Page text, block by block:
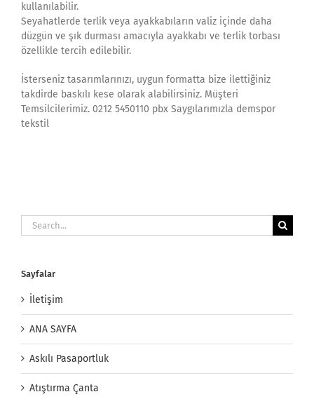
kullanılabilir.
Seyahatlerde terlik veya ayakkabıların valiz içinde daha
düzgün ve şık durması amacıyla ayakkabı ve terlik torbası
özellikle tercih edilebilir.
İsterseniz tasarımlarınızı, uygun formatta bize ilettiğiniz
takdirde baskılı kese olarak alabilirsiniz. Müşteri
Temsilcilerimiz. 0212 5450110 pbx Saygılarımızla demspor
tekstil
Search
for:
Sayfalar
İletişim
ANA SAYFA
Askılı Pasaportluk
Atıştırma Çanta